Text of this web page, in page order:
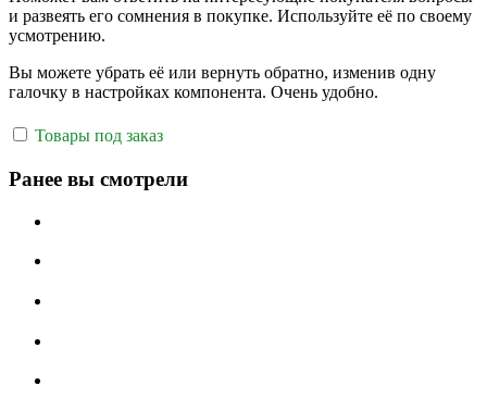
и развеять его сомнения в покупке. Используйте её по своему
усмотрению.
Вы можете убрать её или вернуть обратно, изменив одну
галочку в настройках компонента. Очень удобно.
Товары под заказ
Ранее вы смотрели